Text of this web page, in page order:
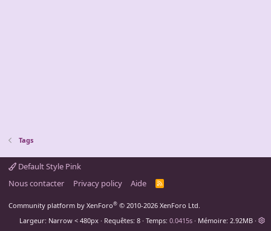
Tags
Default Style Pink
Nous contacter
Privacy policy Aide
R
Community platform by XenForo® © 2010-2026 XenForo Ltd.
Largeur
Requêtes 8 Temps 0.0415s Mémoire 2.92MB